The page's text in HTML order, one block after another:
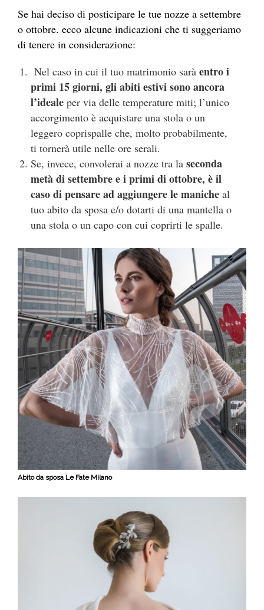
Se hai deciso di posticipare le tue nozze a settembre
o ottobre. ecco alcune indicazioni che ti suggeriamo
di tenere in considerazione:
Nel caso in cui il tuo matrimonio saràentro i
primi 15 giorni, gli abiti estivi sono ancora
l’idealeper via delle temperature miti; l’unico
accorgimento è acquistare una stola o un
leggero coprispalle che, molto probabilmente,
ti tornerà utile nelle ore serali.
Se, invece, convolerai a nozze tra la seconda
metà di settembre e i primi di ottobre, è il
caso di pensare ad aggiungere le manicheal
tuo abito da sposa e/o dotarti di una mantella o
una stola o un capo con cui coprirti le spalle.
Abito da sposa Le Fate Milano